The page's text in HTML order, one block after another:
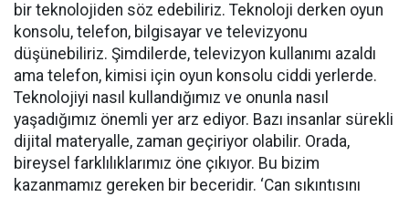
bir teknolojiden söz edebiliriz. Teknoloji derken oyun
konsolu, telefon, bilgisayar ve televizyonu
düşünebiliriz. Şimdilerde, televizyon kullanımı azaldı
ama telefon, kimisi için oyun konsolu ciddi yerlerde.
Teknolojiyi nasıl kullandığımız ve onunla nasıl
yaşadığımız önemli yer arz ediyor. Bazı insanlar sürekli
dijital materyalle, zaman geçiriyor olabilir. Orada,
bireysel farklılıklarımız öne çıkıyor. Bu bizim
kazanmamız gereken bir beceridir. ‘Can sıkıntısını